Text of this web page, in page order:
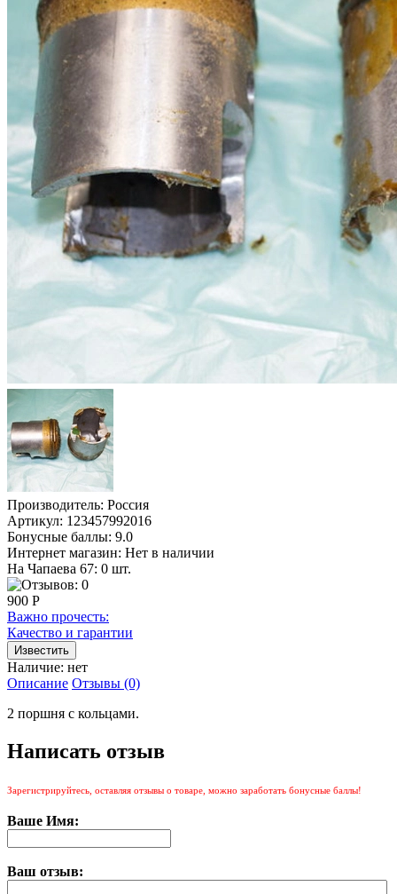
Производитель: Россия
Артикул: 123457992016
Бонусные баллы: 9.0
Интернет магазин: Нет в наличии
На Чапаева 67: 0 шт.
900 Р
Важно прочесть:
Качество и гарантии
Наличие: нет
Описание Отзывы (0)
2 поршня с кольцами.
Написать отзыв
Зарегистрируйтесь, оставляя отзывы о товаре, можно заработать бонусные баллы!
Ваше Имя:
Ваш отзыв: